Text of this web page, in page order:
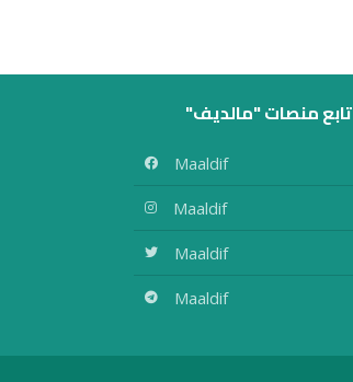
تابع منصات "مالديف"
Maaldif
Maaldif
Maaldif
Maaldif